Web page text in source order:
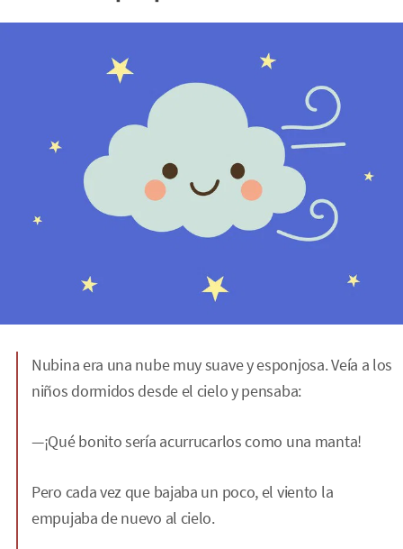
Nubina era una nube muy suave y esponjosa. Veía a los
niños dormidos desde el cielo y pensaba:
—¡Qué bonito sería acurrucarlos como una manta!
Pero cada vez que bajaba un poco, el viento la
empujaba de nuevo al cielo.